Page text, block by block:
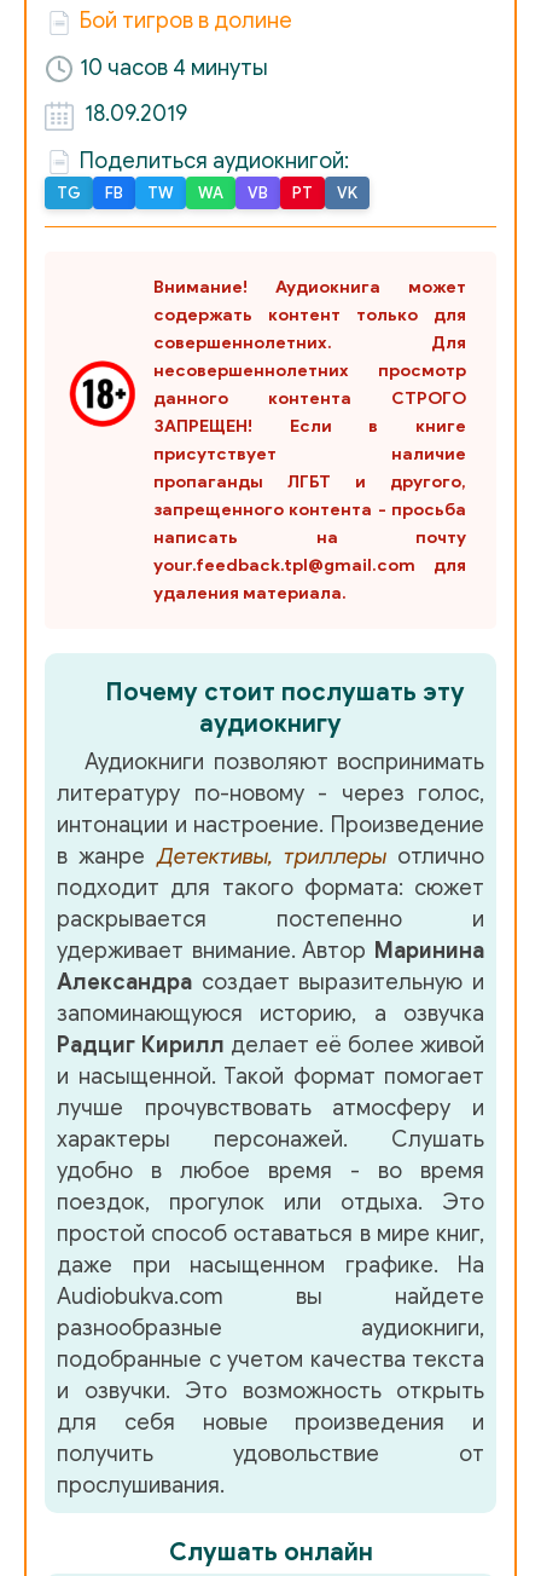
Бой тигров в долине
10 часов 4 минуты
18.09.2019
Поделиться аудиокнигой:
TG FB TW WA VB PT VK
Внимание! Аудиокнига может
содержать контент только для
совершеннолетних. Для
несовершеннолетних просмотр
данного контента СТРОГО
ЗАПРЕЩЕН! Если в книге
присутствует наличие
пропаганды ЛГБТ и другого,
запрещенного контента - просьба
написать на почту
your.feedback.tpl@gmail.com для
удаления материала.
Почему стоит послушать эту
аудиокнигу
Аудиокниги позволяют воспринимать
литературу по-новому - через голос,
интонации и настроение. Произведение
в жанреДетективы, триллерыотлично
подходит для такого формата: сюжет
раскрывается постепенно и
удерживает внимание. Автор Маринина
Александра создает выразительную и
запоминающуюся историю, а озвучка
Радциг Кирилл делает её более живой
и насыщенной. Такой формат помогает
лучше прочувствовать атмосферу и
характеры персонажей. Слушать
удобно в любое время - во время
поездок, прогулок или отдыха. Это
простой способ оставаться в мире книг,
даже при насыщенном графике. На
Audiobukva.com вы найдете
разнообразные аудиокниги,
подобранные с учетом качества текста
и озвучки. Это возможность открыть
для себя новые произведения и
получить удовольствие от
прослушивания.
Слушать онлайн